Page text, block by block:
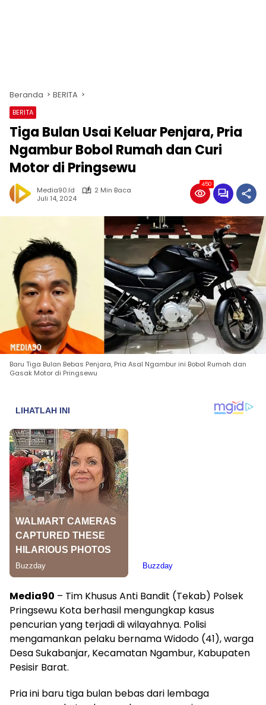
Beranda BERITA
BERITA
Tiga Bulan Usai Keluar Penjara, Pria
Ngambur Bobol Rumah dan Curi
Motor di Pringsewu
Media90.id
2 Min Baca
Juli 14, 2024
450
Baru Tiga Bulan Bebas Penjara, Pria Asal Ngambur ini Bobol Rumah dan
Gasak Motor di Pringsewu
Media90 – Tim Khusus Anti Bandit (Tekab) Polsek
Pringsewu Kota berhasil mengungkap kasus
pencurian yang terjadi di wilayahnya. Polisi
mengamankan pelaku bernama Widodo (41), warga
Desa Sukabanjar, Kecamatan Ngambur, Kabupaten
Pesisir Barat.
Pria ini baru tiga bulan bebas dari lembaga